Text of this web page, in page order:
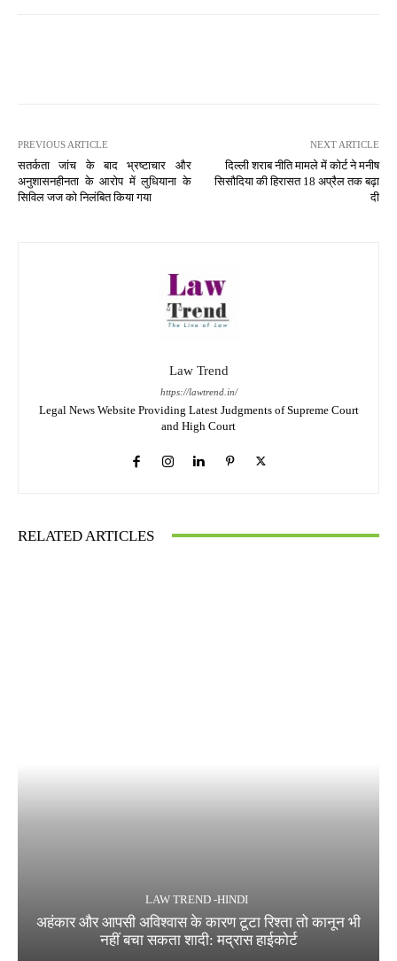
PREVIOUS ARTICLE
सतर्कता जांच के बाद भ्रष्टाचार और
अनुशासनहीनता के आरोप में लुधियाना के
सिविल जज को निलंबित किया गया
NEXT ARTICLE
दिल्ली शराब नीति मामले में कोर्ट ने मनीष
सिसौदिया की हिरासत 18 अप्रैल तक बढ़ा
दी
Law Trend
https://lawtrend.in/
Legal News Website Providing Latest Judgments of Supreme Court
and High Court
RELATED ARTICLES
LAW TREND -HINDI
अहंकार और आपसी अविश्वास के कारण टूटा रिश्ता तो कानून भी
नहीं बचा सकता शादी: मद्रास हाईकोर्ट